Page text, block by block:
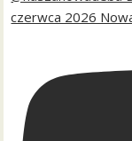
czerwca 2026